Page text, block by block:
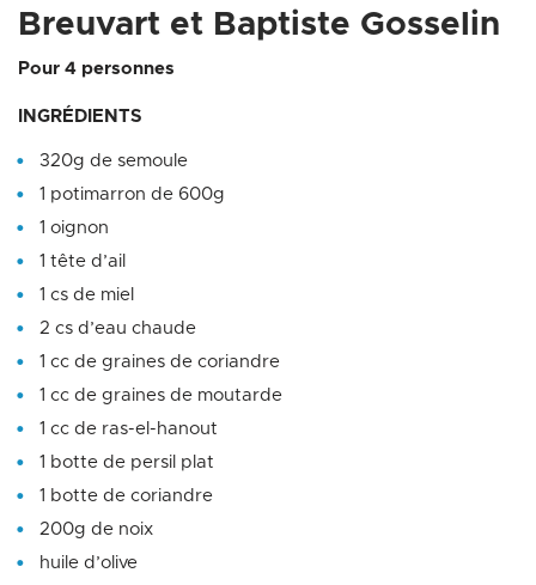
Breuvart et Baptiste Gosselin
Pour 4 personnes
INGRÉDIENTS
320g de semoule
1 potimarron de 600g
1 oignon
1 tête d’ail
1 cs de miel
2 cs d’eau chaude
1 cc de graines de coriandre
1 cc de graines de moutarde
1 cc de ras-el-hanout
1 botte de persil plat
1 botte de coriandre
200g de noix
huile d’olive